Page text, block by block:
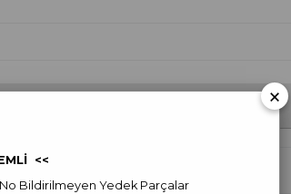
Otonom İlaçlama
×
<<
Bildirilmeyen Yedek Parçalar